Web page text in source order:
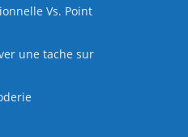
Vs. Point
une tache sur